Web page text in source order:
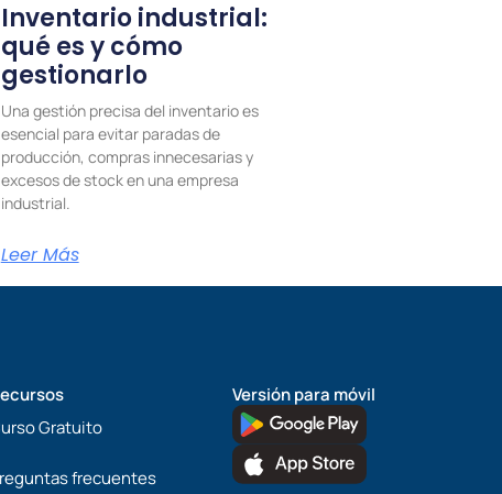
Inventario industrial:
qué es y cómo
gestionarlo
Una gestión precisa del inventario es
esencial para evitar paradas de
producción, compras innecesarias y
excesos de stock en una empresa
industrial.
Leer Más
Gratuito
frecuentes
Versión para móvil